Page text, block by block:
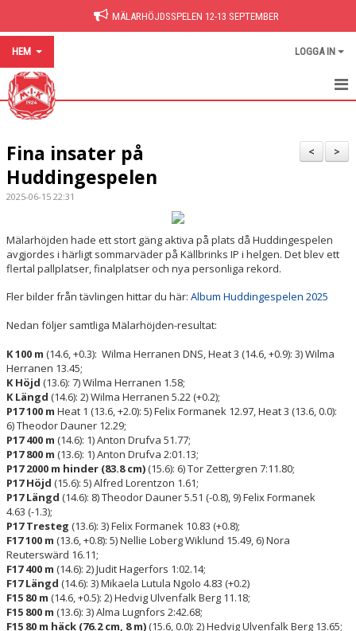
MÄLARHÖJDSSPELEN 12-13 SEPTEMBER
HEM LOGGA IN
HEM
NYHETER
BILDGALLERI
HITTA PÅ SIDAN
>
<
Fina insater på
Huddingespelen
2025-06-15 22:31
Mälarhöjden hade ett stort gäng aktiva på plats då Huddingespelen
avgjordes i härligt sommarväder på Källbrinks IP i helgen. Det blev ett
flertal pallplatser, finalplatser och nya personliga rekord.
Fler bilder från tävlingen hittar du här: Album Huddingespelen 2025
Nedan följer samtliga Mälarhöjden-resultat:
K 100 m (14.6, +0.3): Wilma Herranen DNS, Heat 3 (14.6, +0.9): 3) Wilma
Herranen 13.45;
K Höjd (13.6): 7) Wilma Herranen 1.58;
K Längd (14.6): 2) Wilma Herranen 5.22 (+0.2);
P17 100 m Heat 1 (13.6, +2.0): 5) Felix Formanek 12.97, Heat 3 (13.6, 0.0):
6) Theodor Dauner 12.29;
P17 400 m (14.6): 1) Anton Drufva 51.77;
P17 800 m (13.6): 1) Anton Drufva 2:01.13;
P17 2000 m hinder (83.8 cm)(15.6): 6) Tor Zettergren 7:11.80;
P17 Höjd (15.6): 5) Alfred Lorentzon 1.61;
P17 Längd (14.6): 8) Theodor Dauner 5.51 (-0.8), 9) Felix Formanek
4.63 (-1.3);
P17 Tresteg (13.6): 3) Felix Formanek 10.83 (+0.8);
F17 100 m (13.6, +0.8): 5) Nellie Loberg Wiklund 15.49, 6) Nora
Reuterswärd 16.11;
F17 400 m (14.6): 2) Judit Hagerfors 1:02.14;
F17 Längd (14.6): 3) Mikaela Lutula Ngolo 4.83 (+0.2)
F15 80 m (14.6, +0.5): 2) Hedvig Ulvenfalk Berg 11.18;
F15 800 m (13.6): 3) Alma Lugnfors 2:42.68;
F15 80 m häck (76.2 cm, 8 m)(15.6, 0.0): 2) Hedvig Ulvenfalk Berg 13.65;